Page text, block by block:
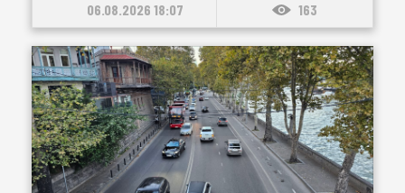
06.08.2026 18:07 163